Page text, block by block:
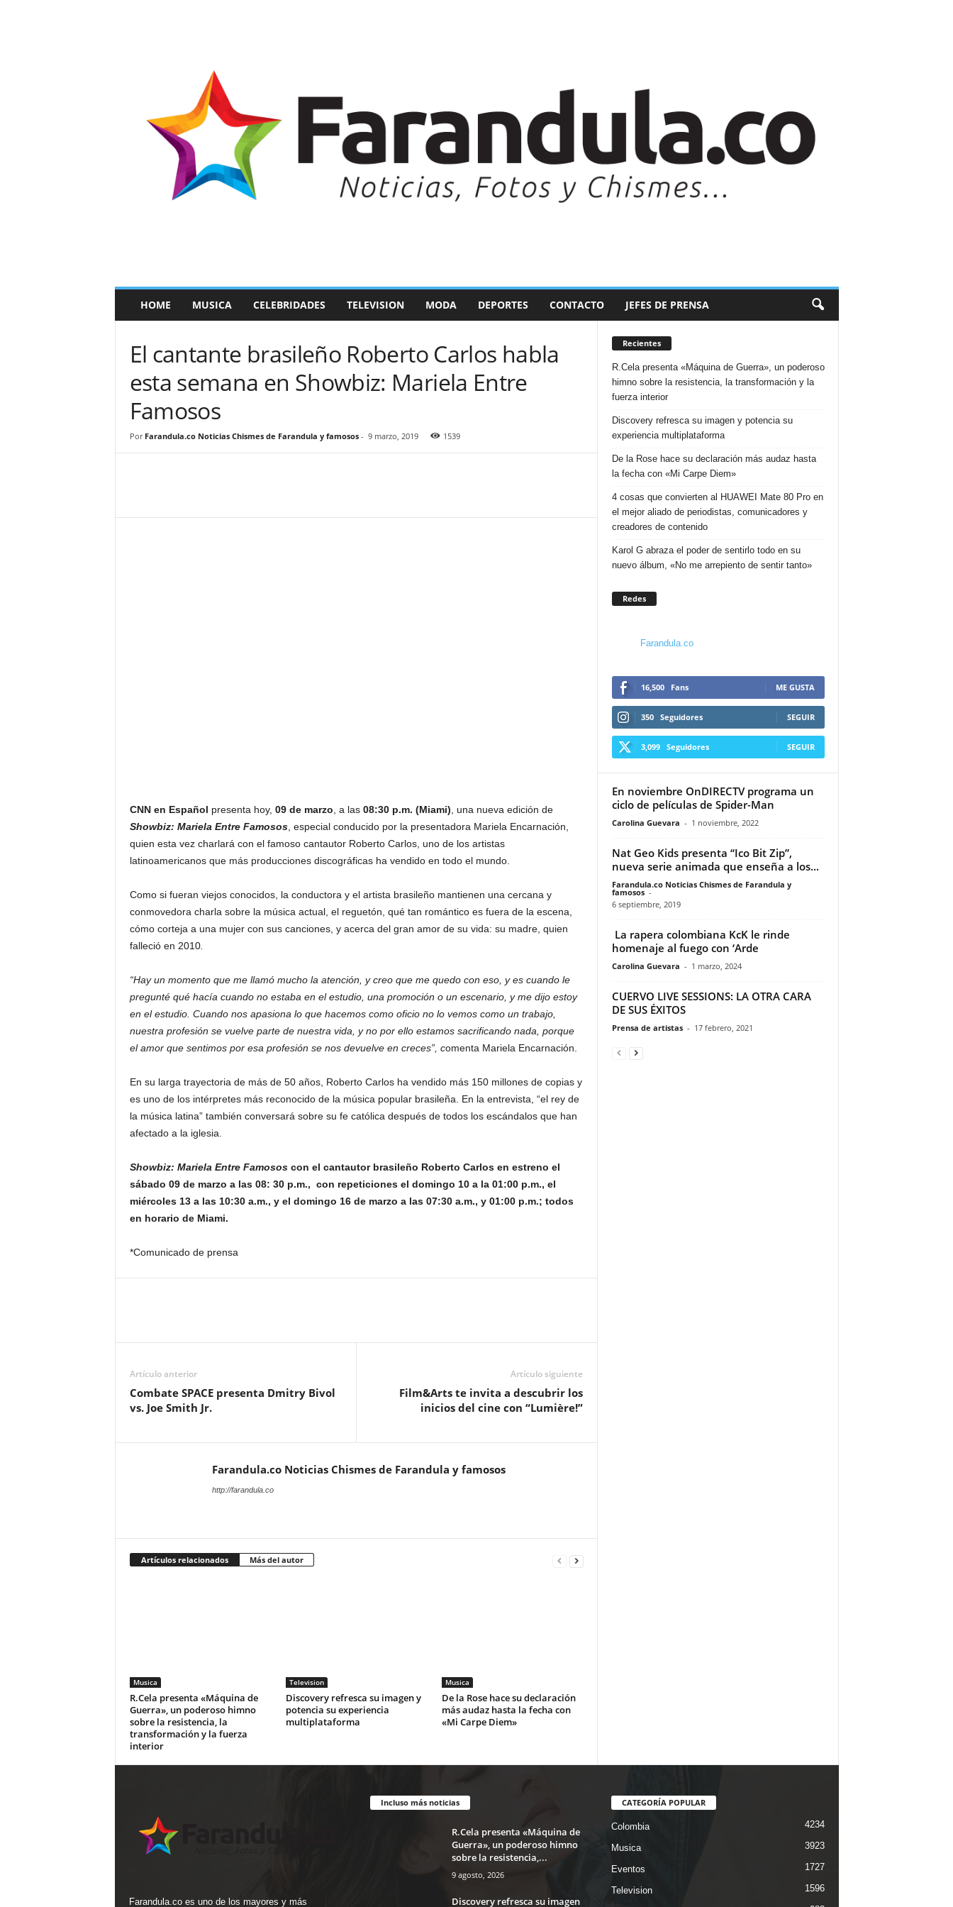
a
t
HOME MUSICA CELEBRIDADES TELEVISION MODA DEPORTES CONTACTO JEFES DE PRENSA
El cantante brasileño Roberto Carlos habla
esta semana en Showbiz: Mariela Entre
Famosos
Por Farandula.co Noticias Chismes de Farandula y famosos- 9 marzo, 2019 1539
CNN en Español presenta hoy, 09 de marzo , a las 08:30 p.m. (Miami) , una nueva edición de
Showbiz: Mariela Entre Famosos, especial conducido por la presentadora Mariela Encarnación,
quien esta vez charlará con el famoso cantautor Roberto Carlos, uno de los artistas
latinoamericanos que más producciones discográficas ha vendido en todo el mundo.
Como si fueran viejos conocidos, la conductora y el artista brasileño mantienen una cercana y
conmovedora charla sobre la música actual, el reguetón, qué tan romántico es fuera de la escena,
cómo corteja a una mujer con sus canciones, y acerca del gran amor de su vida: su madre, quien
falleció en 2010.
“Hay un momento que me llamó mucho la atención, y creo que me quedo con eso, y es cuando le
pregunté qué hacía cuando no estaba en el estudio, una promoción o un escenario, y me dijo estoy
en el estudio. Cuando nos apasiona lo que hacemos como oficio no lo vemos como un trabajo,
nuestra profesión se vuelve parte de nuestra vida, y no por ello estamos sacrificando nada, porque
el amor que sentimos por esa profesión se nos devuelve en creces”, comenta Mariela Encarnación.
En su larga trayectoria de más de 50 años, Roberto Carlos ha vendido más 150 millones de copias y
es uno de los intérpretes más reconocido de la música popular brasileña. En la entrevista, “el rey de
la música latina” también conversará sobre su fe católica después de todos los escándalos que han
afectado a la iglesia.
Showbiz: Mariela Entre Famosos con el cantautor brasileño Roberto Carlos en estreno el
sábado 09 de marzo a las 08: 30 p.m., con repeticiones el domingo 10 a la 01:00 p.m., el
miércoles 13 a las 10:30 a.m., y el domingo 16 de marzo a las 07:30 a.m., y 01:00 p.m.; todos
en horario de Miami.
*Comunicado de prensa
Artículo anterior
Combate SPACE presenta Dmitry Bivol
vs. Joe Smith Jr.
Artículo siguiente
Film&Arts te invita a descubrir los
inicios del cine con “Lumière!”
Farandula.co Noticias Chismes de Farandula y famosos
http://farandula.co
Artículos relacionados Más del autor
Musica
R.Cela presenta «Máquina de
Guerra», un poderoso himno
sobre la resistencia, la
transformación y la fuerza
interior
Television
Discovery refresca su imagen y
potencia su experiencia
multiplataforma
Musica
De la Rose hace su declaración
más audaz hasta la fecha con
«Mi Carpe Diem»
Recientes
R.Cela presenta «Máquina de Guerra», un poderoso
himno sobre la resistencia, la transformación y la
fuerza interior
Discovery refresca su imagen y potencia su
experiencia multiplataforma
De la Rose hace su declaración más audaz hasta
la fecha con «Mi Carpe Diem»
4 cosas que convierten al HUAWEI Mate 80 Pro en
el mejor aliado de periodistas, comunicadores y
creadores de contenido
Karol G abraza el poder de sentirlo todo en su
nuevo álbum, «No me arrepiento de sentir tanto»
Redes
Farandula.co
16,500 Fans ME GUSTA
350 Seguidores SEGUIR
3,099 Seguidores SEGUIR
En noviembre OnDIRECTV programa un
ciclo de películas de Spider-Man
Carolina Guevara - 1 noviembre, 2022
Nat Geo Kids presenta “Ico Bit Zip”,
nueva serie animada que enseña a los...
Farandula.co Noticias Chismes de Farandula y
famosos -
6 septiembre, 2019
La rapera colombiana KcK le rinde
homenaje al fuego con ‘Arde
Carolina Guevara - 1 marzo, 2024
CUERVO LIVE SESSIONS: LA OTRA CARA
DE SUS ÉXITOS
Prensa de artistas - 17 febrero, 2021
Farandula.co es uno de los mayores y más
Incluso más noticias
R.Cela presenta «Máquina de
Guerra», un poderoso himno
sobre la resistencia,...
9 agosto, 2026
Discovery refresca su imagen
CATEGORÍA POPULAR
Colombia 4234
Musica 3923
Eventos 1727
Television 1596